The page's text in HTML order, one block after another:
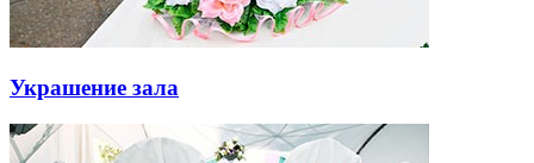
Украшение зала